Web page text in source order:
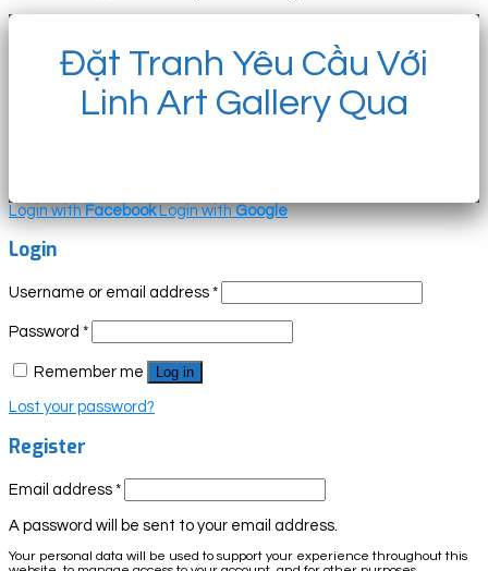
Đặt Tranh Yêu Cầu Với
Linh Art Gallery Qua
Login withFacebook Login withGoogle
Login
Username or email address *
Password *
Remember me Log in
Lost your password?
Register
Email address *
A password will be sent to your email address.
Your personal data will be used to support your experience throughout this